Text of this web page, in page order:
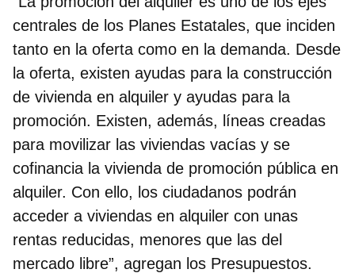
centrales de los Planes Estatales, que inciden
tanto en la oferta como en la demanda. Desde
la oferta, existen ayudas para la construcción
de vivienda en alquiler y ayudas para la
promoción. Existen, además, líneas creadas
para movilizar las viviendas vacías y se
cofinancia la vivienda de promoción pública en
alquiler. Con ello, los ciudadanos podrán
acceder a viviendas en alquiler con unas
rentas reducidas, menores que las del
mercado libre”, agregan los Presupuestos.